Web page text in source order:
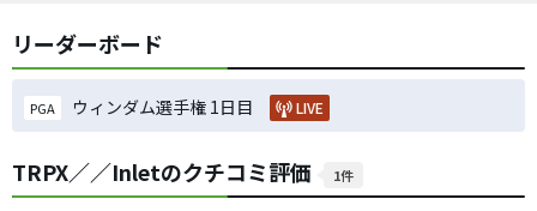
リーダーボード
PGA ウィンダム選手権 1日目 LIVE
TRPX／／Inletのクチコミ評価 1件